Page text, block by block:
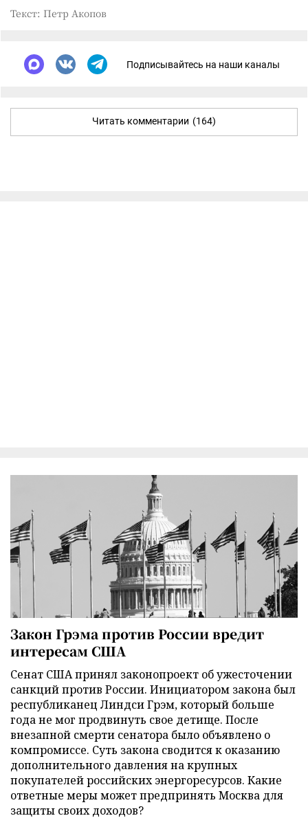
Текст: Петр Акопов
Подписывайтесь на наши каналы
Читать комментарии (164)
Закон Грэма против России вредит
интересам США
Сенат США принял законопроект об ужесточении
санкций против России. Инициатором закона был
республиканец Линдси Грэм, который больше
года не мог продвинуть свое детище. После
внезапной смерти сенатора было объявлено о
компромиссе. Суть закона сводится к оказанию
дополнительного давления на крупных
покупателей российских энергоресурсов. Какие
ответные меры может предпринять Москва для
защиты своих доходов?